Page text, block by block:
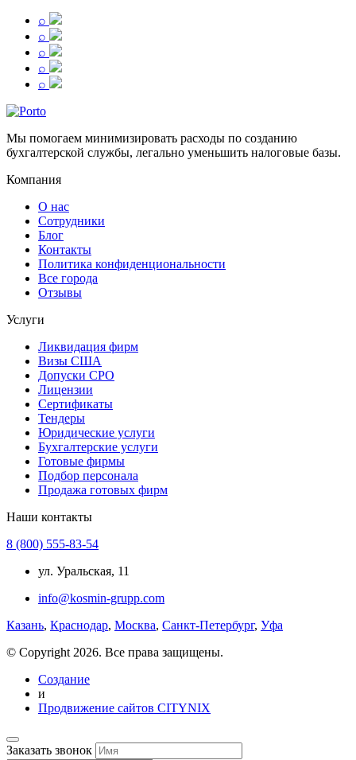
⌕
⌕
⌕
⌕
⌕
Мы помогаем минимизировать расходы по созданию
бухгалтерской службы, легально уменьшить налоговые базы.
Компания
О нас
Сотрудники
Блог
Контакты
Политика конфиденциональности
Все города
Отзывы
Услуги
Ликвидация фирм
Визы США
Допуски СРО
Лицензии
Сертификаты
Тендеры
Юридические услуги
Бухгалтерские услуги
Готовые фирмы
Подбор персонала
Продажа готовых фирм
Наши контакты
8 (800) 555-83-54
ул. Уральская, 11
info@kosmin-grupp.com
Казань, Краснодар, Москва, Санкт-Петербург, Уфа
© Copyright 2026. Все права защищены.
Создание
и
Продвижение сайтов CITYNIX
Заказать звонок